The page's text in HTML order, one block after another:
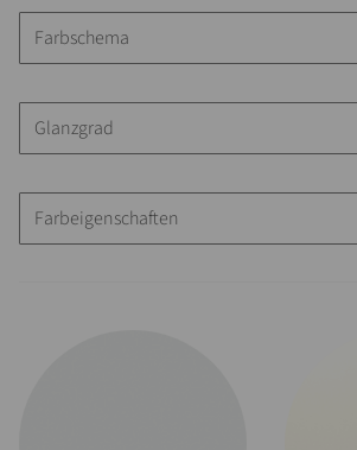
Farbschema
Glanzgrad
Farbeigenschaften